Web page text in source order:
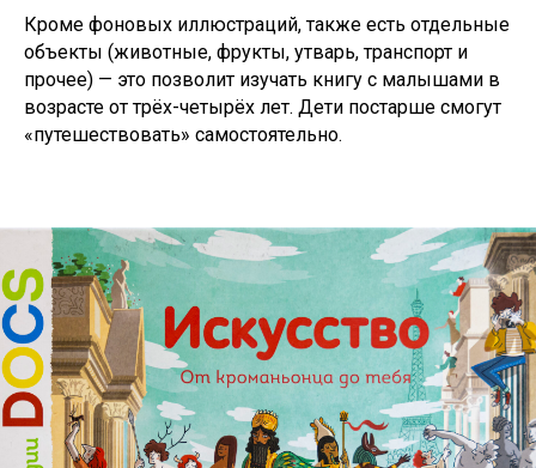
Кроме фоновых иллюстраций, также есть отдельные
объекты (животные, фрукты, утварь, транспорт и
прочее) — это позволит изучать книгу с малышами в
возрасте от трёх-четырёх лет. Дети постарше смогут
«путешествовать» самостоятельно.